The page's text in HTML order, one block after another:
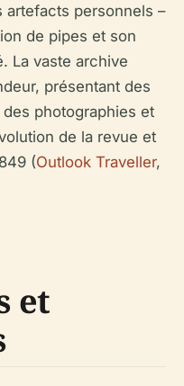
artefacts personnels –
de pipes et son
La vaste archive
présentant des
photographies et
de la revue et
(Outlook Traveller,
et